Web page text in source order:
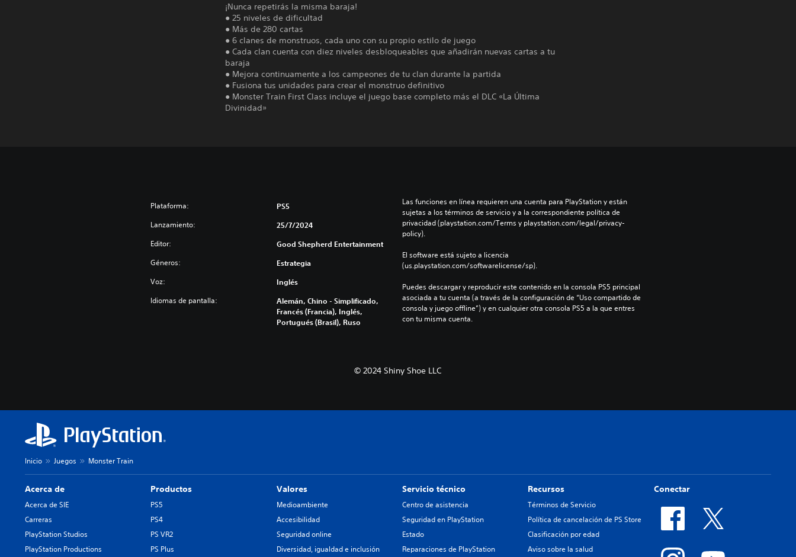
¡Nunca repetirás la misma baraja!
● 25 niveles de dificultad
● Más de 280 cartas
● 6 clanes de monstruos, cada uno con su propio estilo de juego
● Cada clan cuenta con diez niveles desbloqueables que añadirán nuevas cartas a tu
baraja
● Mejora continuamente a los campeones de tu clan durante la partida
● Fusiona tus unidades para crear el monstruo definitivo
● Monster Train First Class incluye el juego base completo más el DLC «La Última
Divinidad»
Plataforma: PS5
Lanzamiento: 25/7/2024
Editor: Good Shepherd Entertainment
Géneros: Estrategia
Voz: Inglés
Idiomas de pantalla:
Alemán, Chino - Simplificado,
Francés (Francia), Inglés,
Portugués (Brasil), Ruso
Las funciones en línea requieren una cuenta para PlayStation y están
sujetas a los términos de servicio y a la correspondiente política de
privacidad (playstation.com/Terms y playstation.com/legal/privacy-
policy).
El software está sujeto a licencia
(us.playstation.com/softwarelicense/sp).
Puedes descargar y reproducir este contenido en la consola PS5 principal
asociada a tu cuenta (a través de la configuración de “Uso compartido de
consola y juego offline”) y en cualquier otra consola PS5 a la que entres
con tu misma cuenta.
© 2024 Shiny Shoe LLC
Inicio Juegos Monster Train
Acerca de
Acerca de SIE
Carreras
PlayStation Studios
PlayStation Productions
Productos
PS5
PS4
PS VR2
PS Plus
Valores
Medioambiente
Accesibilidad
Seguridad online
Diversidad, igualdad e inclusión
Servicio técnico
Centro de asistencia
Seguridad en PlayStation
Estado
Reparaciones de PlayStation
Recursos
Términos de Servicio
Política de cancelación de PS Store
Clasificación por edad
Aviso sobre la salud
Conectar